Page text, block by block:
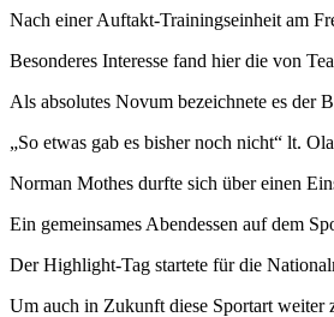
Nach einer Auftakt-Trainingseinheit am
Besonderes Interesse fand hier die von
Als absolutes Novum bezeichnete es der
„So etwas gab es bisher noch nicht“ lt.
Norman Mothes durfte sich über einen
Ein gemeinsames Abendessen auf dem
Der Highlight-Tag startete für die
Um auch in Zukunft diese Sportart weiter